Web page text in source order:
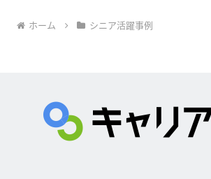
ホーム シニア活躍事例